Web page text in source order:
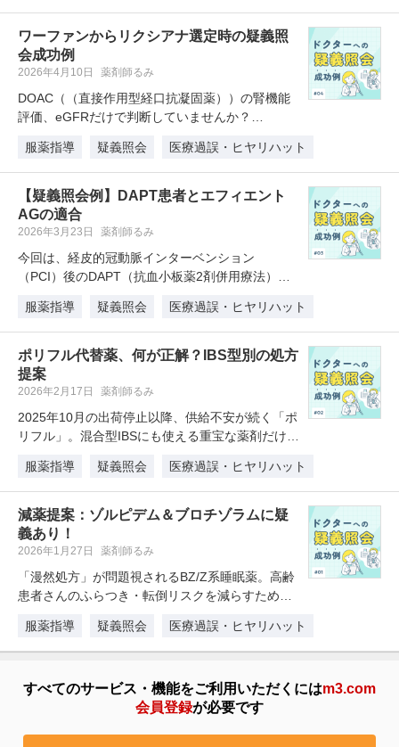
ワーファンからリクシアナ選定時の疑義照
会成功例
2026年4月10日 薬剤師るみ
DOAC（（直接作用型経口抗凝固薬））の腎機能
評価、eGFRだけで判断していませんか？
服薬指導
疑義照会 医療過誤・ヒヤリハット
【疑義照会例】DAPT患者とエフィエント
AGの適合
2026年3月23日 薬剤師るみ
今回は、経皮的冠動脈インターベンション
（PCI）後のDAPT（抗血小板薬2剤併用療法）に
服薬指導
疑義照会 医療過誤・ヒヤリハット
ポリフル代替薬、何が正解？IBS型別の処方
提案
2026年2月17日 薬剤師るみ
2025年10月の出荷停止以降、供給不安が続く「ポ
リフル」。混合型IBSにも使える重宝な薬剤だけ
服薬指導
疑義照会 医療過誤・ヒヤリハット
減薬提案：ゾルピデム＆ブロチゾラムに疑
義あり！
2026年1月27日 薬剤師るみ
「漫然処方」が問題視されるBZ/Z系睡眠薬。高齢
患者さんのふらつき・転倒リスクを減らすため、
服薬指導
疑義照会 医療過誤・ヒヤリハット
すべてのサービス・機能をご利用いただくにはm3.com
会員登録が必要です